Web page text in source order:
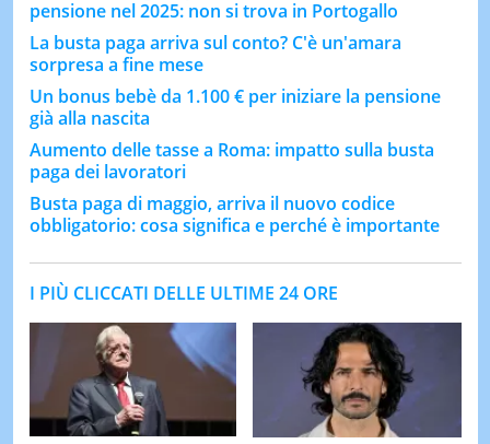
pensione nel 2025: non si trova in Portogallo
La busta paga arriva sul conto? C'è un'amara
sorpresa a fine mese
Un bonus bebè da 1.100 € per iniziare la pensione
già alla nascita
Aumento delle tasse a Roma: impatto sulla busta
paga dei lavoratori
Busta paga di maggio, arriva il nuovo codice
obbligatorio: cosa significa e perché è importante
I PIÙ CLICCATI DELLE ULTIME 24 ORE